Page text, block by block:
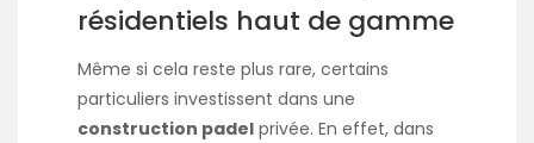
résidentiels haut de gamme
Même si cela reste plus rare, certains
particuliers investissent dans une
construction padel privée. En effet, dans